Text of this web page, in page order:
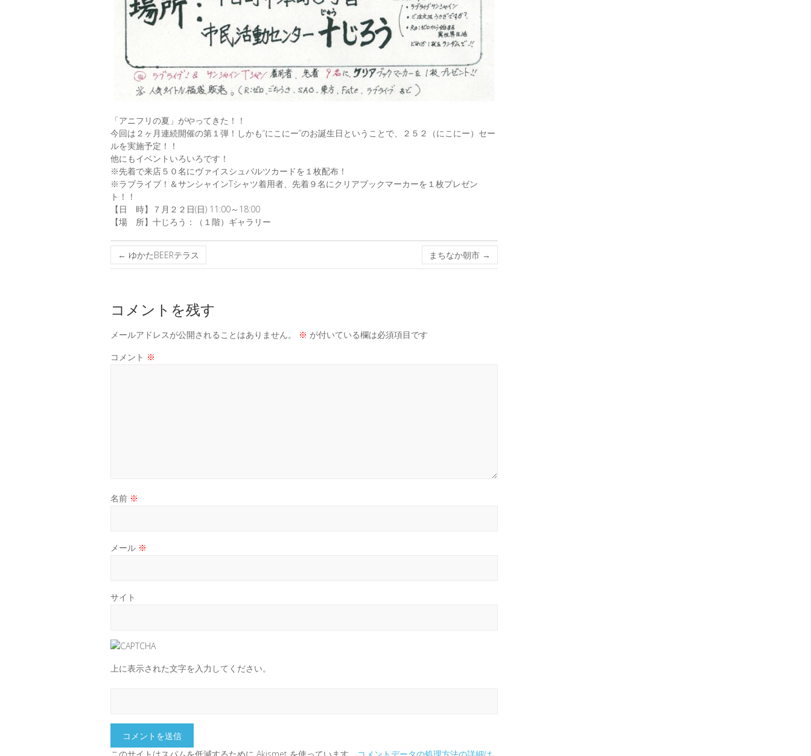
「アニフリの夏」がやってきた！！
今回は２ヶ月連続開催の第１弾！しかも“にこにー”のお誕生日ということで、２５２（にこにー）セー
ルを実施予定！！
他にもイベントいろいろです！
※先着で来店５０名にヴァイスシュバルツカードを１枚配布！
※ラブライブ！＆サンシャインTシャツ着用者、先着９名にクリアブックマーカーを１枚プレゼン
ト！！
【日 時】７月２２日(日) 11:00～18:00
【場 所】十じろう：（１階）ギャラリー
← ゆかたBEERテラス まちなか朝市 →
コメントを残す
メールアドレスが公開されることはありません。 ※ が付いている欄は必須項目です
コメント ※
名前 ※
メール ※
サイト
上に表示された文字を入力してください。